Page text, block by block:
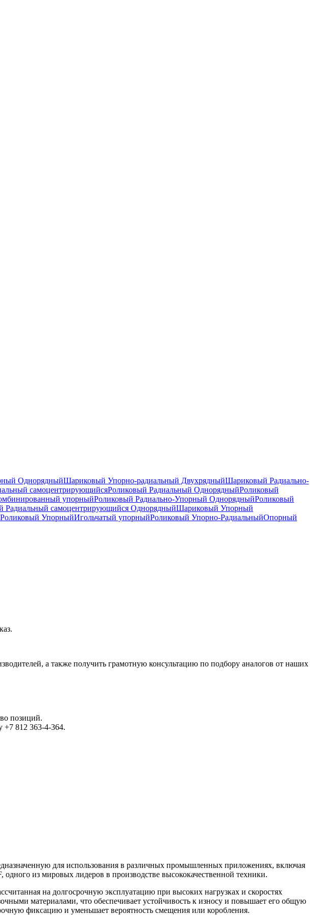
ОднорядныйШариковый Упорно-радиальный ДвухрядныйШариковый Радиально-
самоцентрирующийсяРоликовый Радиальный ОднорядныйРоликовый
упорныйРоликовый Радиально-Упорный ОднорядныйРоликовый
Радиальный самоцентрирующийся ОднорядныйШариковый Упорный
Роликовый УпорныйИгольчатый упорныйРоликовый Упорно-РадиальныйОпорный
а также получить грамотную консультацию по подбору аналогов от наших
позиций.
+7 812 363-4-364.
для использования в различных промышленных приложениях, включая
из мировых лидеров в производстве высококачественной техники.
на долгосрочную эксплуатацию при высоких нагрузках и скоростях
материалами, что обеспечивает устойчивость к износу и повышает его общую
фиксацию и уменьшает вероятность смещения или коробления.